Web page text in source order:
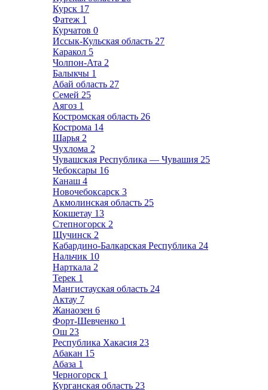
Курск 17
Фатеж 1
Курчатов 0
Иссык-Кульская область 27
Каракол 5
Чолпон-Ата 2
Балыкчы 1
Абай область 27
Семей 25
Аягоз 1
Костромская область 26
Кострома 14
Шарья 2
Чухлома 2
Чувашская Республика — Чувашия 25
Чебоксары 16
Канаш 4
Новочебоксарск 3
Акмолинская область 25
Кокшетау 13
Степногорск 2
Щучинск 2
Кабардино-Балкарская Республика 24
Нальчик 10
Нарткала 2
Терек 1
Мангистауская область 24
Актау 7
Жанаозен 6
Форт-Шевченко 1
Ош 23
Республика Хакасия 23
Абакан 15
Абаза 1
Черногорск 1
Курганская область 23